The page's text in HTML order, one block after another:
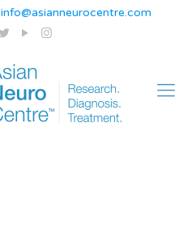
info@asianneurocentre.com